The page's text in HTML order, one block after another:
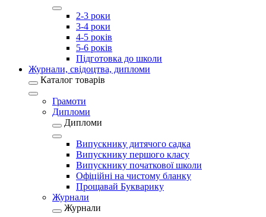
2-3 роки
3-4 роки
4-5 років
5-6 років
Підготовка до школи
Журнали, свідоцтва, дипломи
Каталог товарів
Грамоти
Дипломи
Дипломи
Випускнику дитячого садка
Випускнику першого класу
Випускнику початкової школи
Офіційні на чистому бланку
Прощавай Букварику
Журнали
Журнали